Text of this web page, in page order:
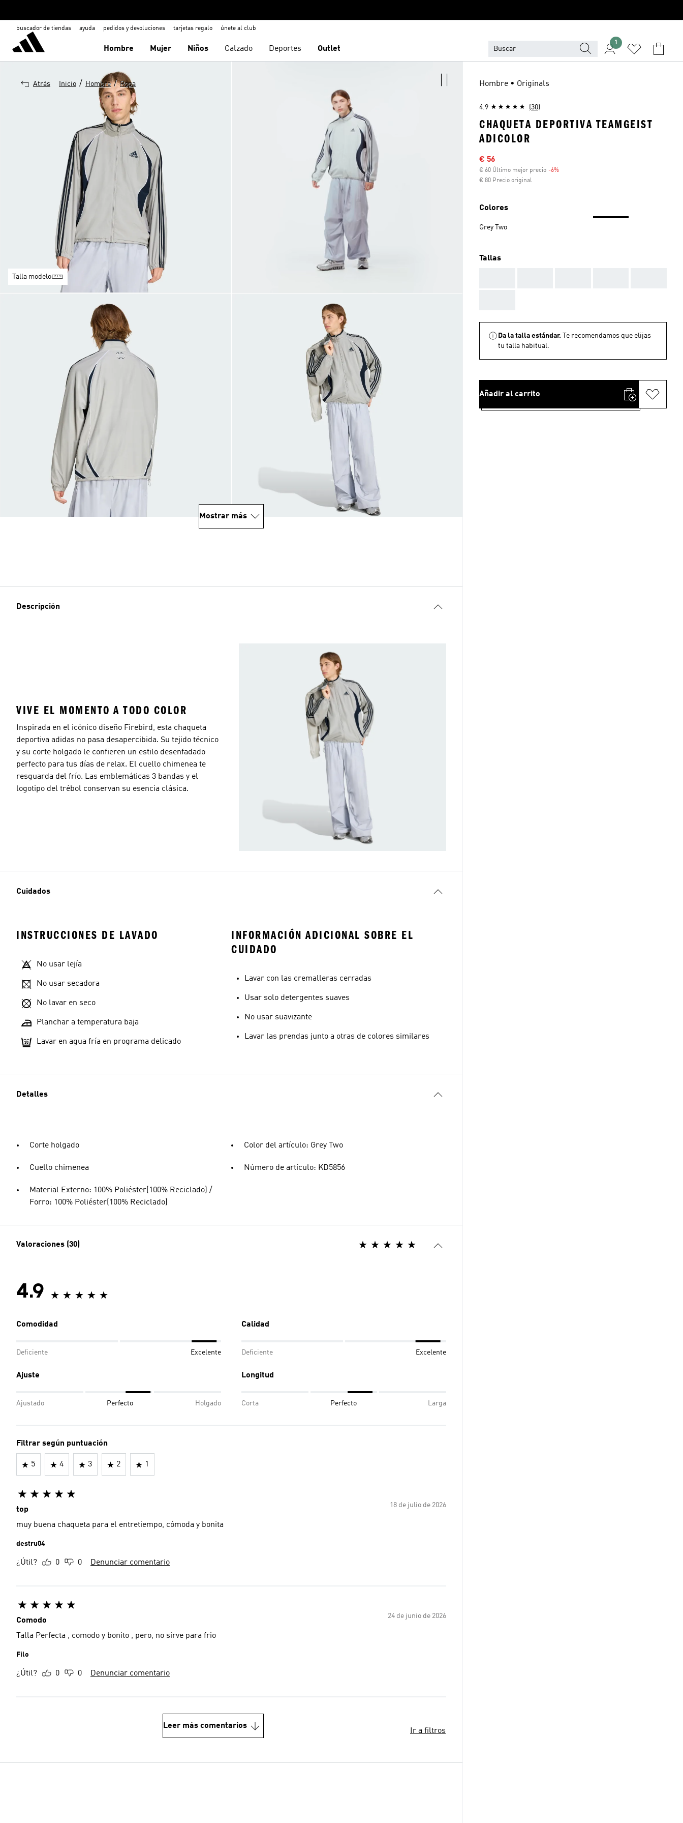
buscador de tiendas ayuda pedidos y devoluciones tarjetas regalo únete al club
Hombre Mujer Niños Calzado Deportes Outlet
1
Atrás Inicio / Hombre / Ropa
Talla modelo
Mostrar más
Descripción
VIVE EL MOMENTO A TODO COLOR
Inspirada en el icónico diseño Firebird, esta chaqueta
deportiva adidas no pasa desapercibida. Su tejido técnico
y su corte holgado le confieren un estilo desenfadado
perfecto para tus días de relax. El cuello chimenea te
resguarda del frío. Las emblemáticas 3 bandas y el
logotipo del trébol conservan su esencia clásica.
Cuidados
INSTRUCCIONES DE LAVADO
No usar lejía
No usar secadora
No lavar en seco
Planchar a temperatura baja
Lavar en agua fría en programa delicado
INFORMACIÓN ADICIONAL SOBRE EL
CUIDADO
Lavar con las cremalleras cerradas
Usar solo detergentes suaves
No usar suavizante
Lavar las prendas junto a otras de colores similares
Detalles
Corte holgado
Cuello chimenea
Material Externo: 100% Poliéster(100% Reciclado) /
Forro: 100% Poliéster(100% Reciclado)
Color del artículo: Grey Two
Número de artículo: KD5856
Valoraciones (30)
4.9
Comodidad
Deficiente Excelente
Calidad
Deficiente Excelente
Ajuste
Ajustado Perfecto Holgado
Longitud
Corta Perfecto Larga
Filtrar según puntuación
5 4 3 2 1
18 de julio de 2026
top
muy buena chaqueta para el entretiempo, cómoda y bonita
destru04
¿Útil? 0 0 Denunciar comentario
24 de junio de 2026
Comodo
Talla Perfecta , comodo y bonito , pero, no sirve para frio
Filo
¿Útil? 0 0 Denunciar comentario
Leer más comentarios
Ir a filtros
Hombre • Originals
4.9 (30)
CHAQUETA DEPORTIVA TEAMGEIST
ADICOLOR
Precio rebajado
€ 56
€ 60 Último mejor precio -6%
€ 80 Precio original
Colores
Grey Two
Tallas
Da la talla estándar.
Te recomendamos que elijas
tu talla habitual.
Añadir al carrito